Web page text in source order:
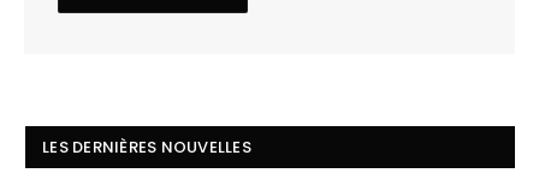
LES DERNIÈRES NOUVELLES